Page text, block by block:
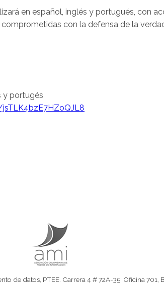
en español, inglés y portugués, con
con la defensa de la
y portugés
de datos, PTEE. Carrera 4 # 72A-35, Oficina 701,